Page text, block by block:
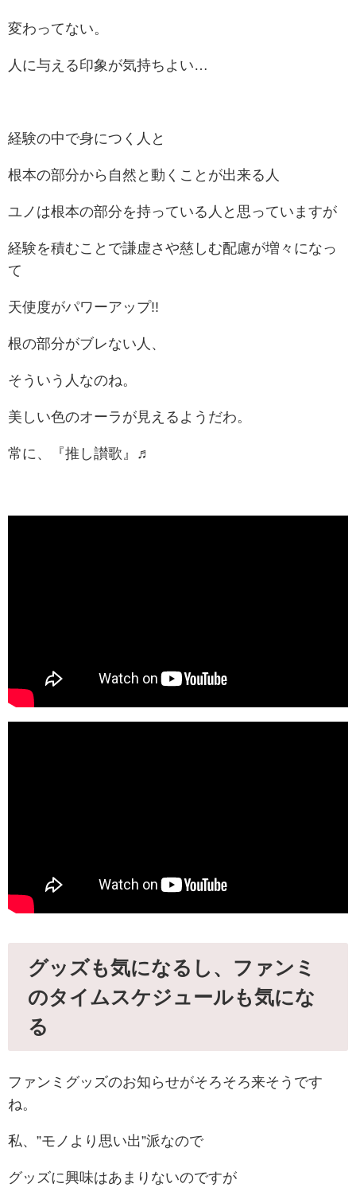
変わってない。
人に与える印象が気持ちよい…
経験の中で身につく人と
根本の部分から自然と動くことが出来る人
ユノは根本の部分を持っている人と思っていますが
経験を積むことで謙虚さや慈しむ配慮が増々になっ
て
天使度がパワーアップ!!
根の部分がブレない人、
そういう人なのね。
美しい色のオーラが見えるようだわ。
常に、『推し讃歌』♬
グッズも気になるし、ファンミ
のタイムスケジュールも気にな
る
ファンミグッズのお知らせがそろそろ来そうです
ね。
私、”モノより思い出”派なので
グッズに興味はあまりないのですが